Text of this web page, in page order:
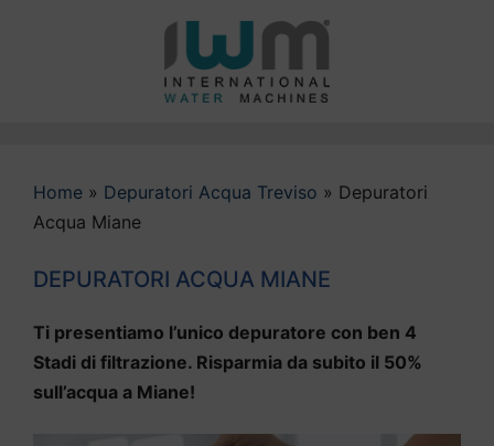
Home » Depuratori Acqua Treviso » Depuratori
Acqua Miane
DEPURATORI ACQUA MIANE
Ti presentiamo l’unico depuratore con ben 4
Stadi di filtrazione. Risparmia da subito il 50%
sull’acqua a Miane!